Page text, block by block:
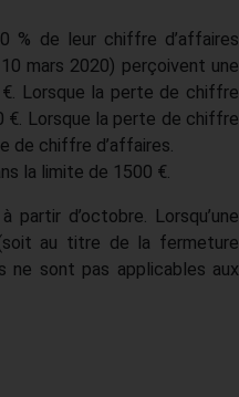
% de leur chiffre d’affaires
mars 2020) perçoivent une
Lorsque la perte de chiffre
€. Lorsque la perte de chiffre
de chiffre d’affaires.
la limite de 1500 €.
d’octobre. Lorsqu’une
au titre de la fermeture
ne sont pas applicables aux